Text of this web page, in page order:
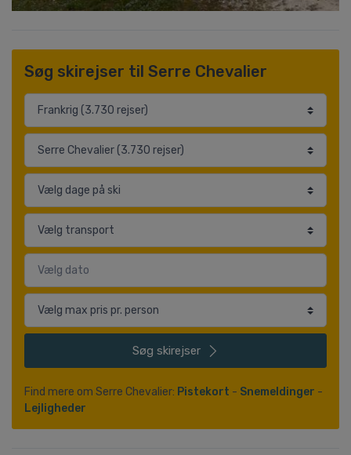
Søg skirejser til Serre Chevalier
Søg skirejser
Find mere om Serre Chevalier: Pistekort - Snemeldinger -
Lejligheder